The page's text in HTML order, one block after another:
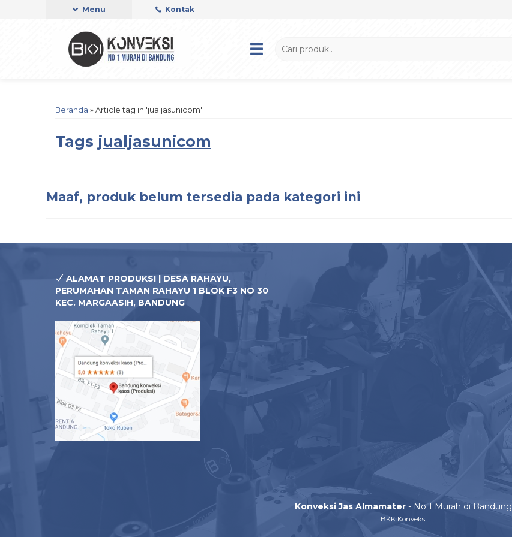
Menu Kontak
Beranda » Article tag in 'jualjasunicom'
Tags jualjasunicom
Maaf, produk belum tersedia pada kategori ini
ALAMAT PRODUKSI | DESA RAHAYU,
PERUMAHAN TAMAN RAHAYU 1 BLOK F3 NO 30
KEC. MARGAASIH, BANDUNG
Konveksi Jas Almamater - No 1 Murah di Bandung
BKK Konveksi